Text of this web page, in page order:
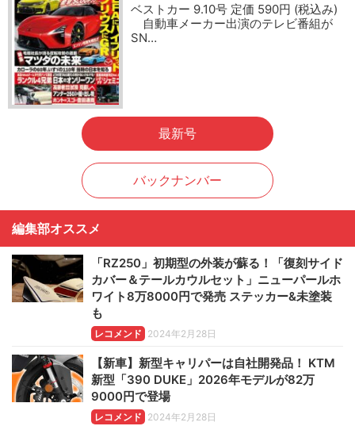
ベストカー 9.10号 定価 590円 (税込み)
自動車メーカー出演のテレビ番組が
SN…
最新号
バックナンバー
編集部オススメ
「RZ250」初期型の外装が蘇る！「復刻サイド
カバー＆テールカウルセット」ニューパールホ
ワイト8万8000円で発売 ステッカー&未塗装
も
レコメンド 2024年2月28日
【新車】新型キャリパーは自社開発品！ KTM
新型「390 DUKE」2026年モデルが82万
9000円で登場
レコメンド 2024年2月28日